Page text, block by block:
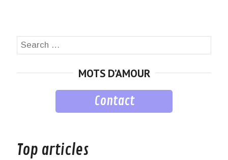
Search
MOTS D’AMOUR
Contact
Top articles